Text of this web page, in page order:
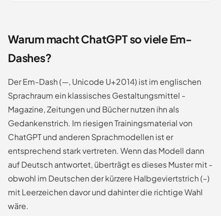
Warum macht ChatGPT so viele Em-
Dashes?
Der Em-Dash (—, Unicode U+2014) ist im englischen
Sprachraum ein klassisches Gestaltungsmittel -
Magazine, Zeitungen und Bücher nutzen ihn als
Gedankenstrich. Im riesigen Trainingsmaterial von
ChatGPT und anderen Sprachmodellen ist er
entsprechend stark vertreten. Wenn das Modell dann
auf Deutsch antwortet, überträgt es dieses Muster mit -
obwohl im Deutschen der kürzere Halbgeviertstrich (–)
mit Leerzeichen davor und dahinter die richtige Wahl
wäre.